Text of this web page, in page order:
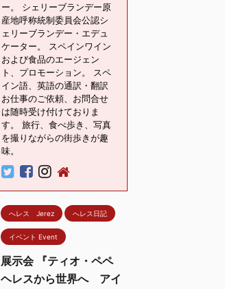
ー。 シェリーブランデー原
産地呼称統制委員会公認シ
ェリーブランデー・エデュ
ケーター。 スペインワイン
および食品のエージェン
ト、プロモーション。 スペ
イン語、英語の通訳・翻訳
お仕事のご依頼、お問合せ
は随時受け付けておりま
す。 旅行、食べ歩き、写真
を撮りながらの街歩きが趣
味。
へレス Jerez へレス日記
イベント Event
展示会 『ティオ・ペペ
ヘレスから世界へ アイ